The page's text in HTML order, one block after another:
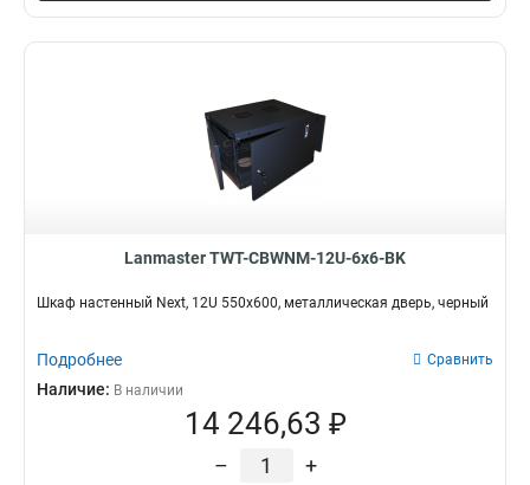
Lanmaster TWT-CBWNM-12U-6x6-BK
Шкаф настенный Next, 12U 550x600, металлическая дверь, черный
Подробнее Сравнить
Наличие: В наличии
14 246,63 ₽
– +